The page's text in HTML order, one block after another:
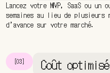
Lancez votre MVP, SaaS ou
semaines au lieu de plusieurs
d’avance sur votre marché.
[03] Coût optimisé